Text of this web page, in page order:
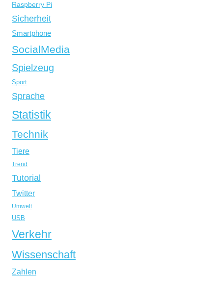
Raspberry Pi
Sicherheit
Smartphone
SocialMedia
Spielzeug
Sport
Sprache
Statistik
Technik
Tiere
Trend
Tutorial
Twitter
Umwelt
USB
Verkehr
Wissenschaft
Zahlen